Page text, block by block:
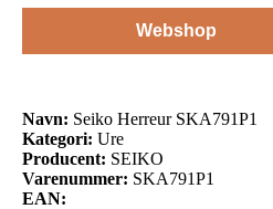
Webshop
Navn: Seiko Herreur SKA791P1
Kategori: Ure
Producent: SEIKO
Varenummer: SKA791P1
EAN: